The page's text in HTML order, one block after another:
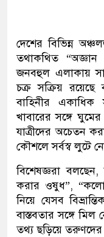
দেশের বিভিন্ন
তথাকথিত “অজ্ঞান
জনবহুল এলাকায়
চক্র সক্রিয়
বাহিনীর
খাবারের সঙ্গে
যাত্রীদের অচেতন
কৌশলে সর্বস্ব লুটে
বিশেষজ্ঞরা
করার ওষুধ”,
নিয়ে যেসব
বাস্তবতার সঙ্গে
তথ্য ছড়িয়ে তরুণদের